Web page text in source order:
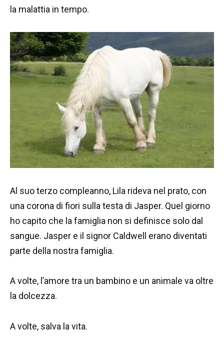
la malattia in tempo.
Al suo terzo compleanno, Lila rideva nel prato, con
una corona di fiori sulla testa di Jasper. Quel giorno
ho capito che la famiglia non si definisce solo dal
sangue. Jasper e il signor Caldwell erano diventati
parte della nostra famiglia.
A volte, l’amore tra un bambino e un animale va oltre
la dolcezza.
A volte, salva la vita.